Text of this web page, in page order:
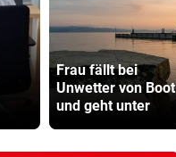
Frau fällt bei
Unwetter von Boot
und geht unter